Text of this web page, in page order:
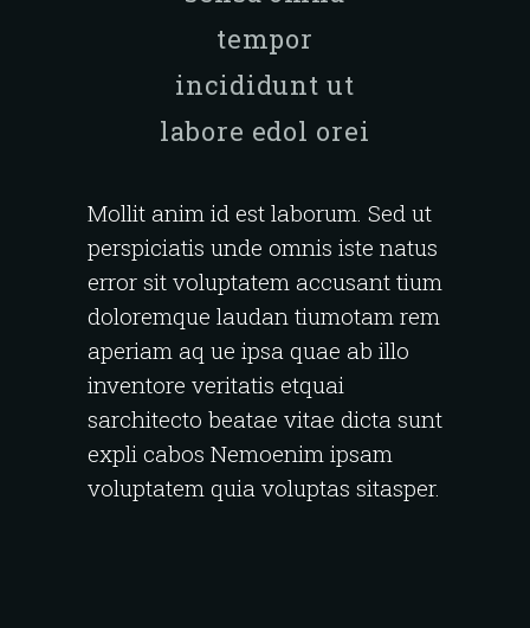
tempor
incididunt ut
labore edol orei
Mollit anim id est laborum. Sed ut
perspiciatis unde omnis iste natus
error sit voluptatem accusant tium
doloremque laudan tiumotam rem
aperiam aq ue ipsa quae ab illo
inventore veritatis etquai
sarchitecto beatae vitae dicta sunt
expli cabos Nemoenim ipsam
voluptatem quia voluptas sitasper.